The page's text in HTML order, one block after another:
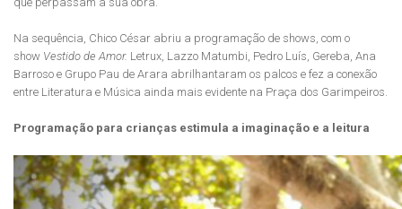
Na sequência, Chico César abriu a programação de shows, com o
show Vestido de Amor. Letrux, Lazzo Matumbi, Pedro Luís, Gereba, Ana
Barroso e Grupo Pau de Arara abrilhantaram os palcos e fez a conexão
entre Literatura e Música ainda mais evidente na Praça dos Garimpeiros.
Programação para crianças estimula a imaginação e a leitura